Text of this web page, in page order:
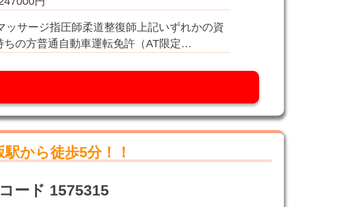
ッサージ指圧師柔道整復師上記いずれかの資
ちの方普通自動車運転免許（AT限定…
から徒歩5分！！
ード 1575315